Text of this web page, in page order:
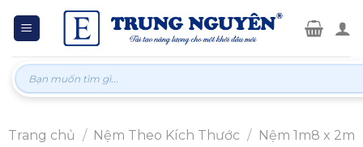
Tìm
kiếm:
Trang chủ / Nệm Theo Kích Thước / Nệm 1m8 x 2m